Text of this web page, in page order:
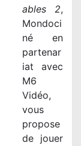
ables 2,
Mondoci
né en
partenar
iat avec
M6
Vidéo,
vous
propose
de jouer